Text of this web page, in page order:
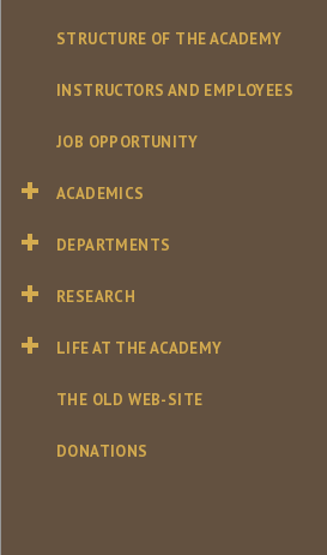
STRUCTURE OF THE ACADEMY
INSTRUCTORS AND EMPLOYEES
JOB OPPORTUNITY
ACADEMICS
DEPARTMENTS
RESEARCH
LIFE AT THE ACADEMY
THE OLD WEB-SITE
DONATIONS